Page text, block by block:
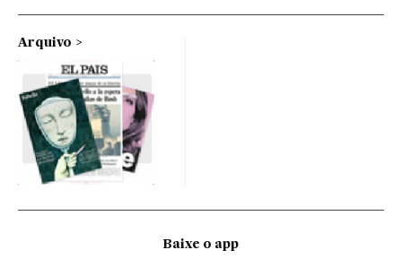
Arquivo
Baixe o app